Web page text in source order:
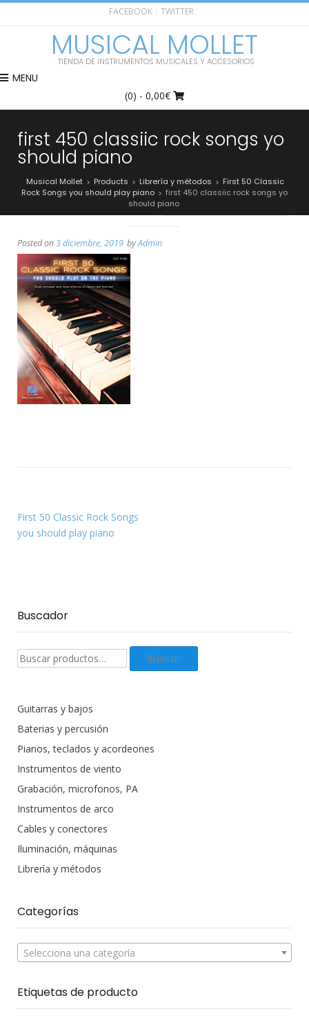
FACEBOOK TWITTER
MUSICAL MOLLET
TIENDA DE INSTRUMENTOS MUSICALES Y ACCESORIOS
MENU
(0) - 0,00€
first 450 classiic rock songs yo
should piano
Musical Mollet > Products > Librería y métodos > First 50 Classic
Rock Songs you should play piano > first 450 classiic rock songs yo
should piano
Posted on3 diciembre, 2019 byAdmin
First 50 Classic Rock Songs
you should play piano
Buscador
Buscar
productos:
Buscar
Guitarras y bajos
Baterias y percusión
Pianos, teclados y acordeones
Instrumentos de viento
Grabación, microfonos, PA
Instrumentos de arco
Cables y conectores
Iluminación, máquinas
Librería y métodos
Categorías
Selecciona una categoría
Etiquetas de producto